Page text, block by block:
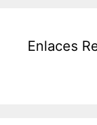
Enlaces